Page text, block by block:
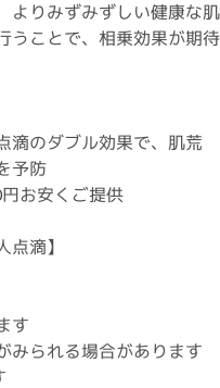
よりみずみずしい健康な肌
うことで、相乗効果が期待
滴のダブル効果で、肌荒
予防
お安くご提供
滴】
す
みられる場合があります